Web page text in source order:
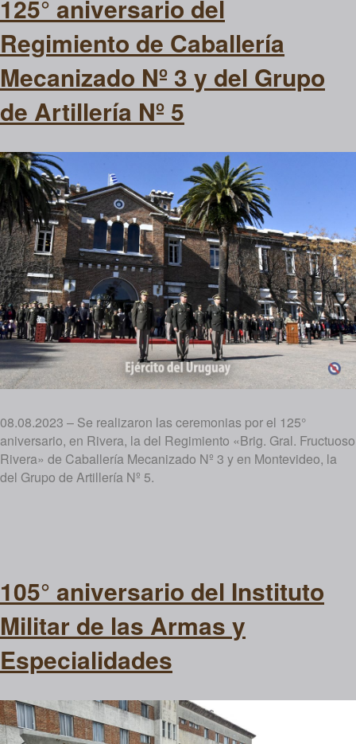
125° aniversario del
Regimiento de Caballería
Mecanizado Nº 3 y del Grupo
de Artillería Nº 5
08.08.2023 – Se realizaron las ceremonias por el 125°
aniversario, en Rivera, la del Regimiento «Brig. Gral. Fructuoso
Rivera» de Caballería Mecanizado Nº 3 y en Montevideo, la
del Grupo de Artillería Nº 5.
105° aniversario del Instituto
Militar de las Armas y
Especialidades